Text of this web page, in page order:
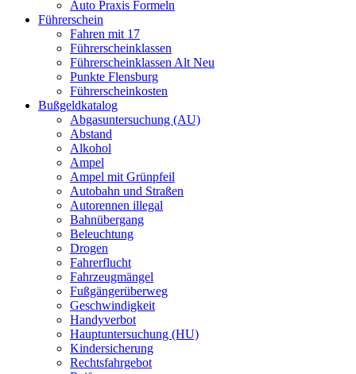
Auto Praxis Formeln
Führerschein
Fahren mit 17
Führerscheinklassen
Führerscheinklassen Alt Neu
Punkte Flensburg
Führerscheinkosten
Bußgeldkatalog
Abgasuntersuchung (AU)
Abstand
Alkohol
Ampel
Ampel mit Grünpfeil
Autobahn und Straßen
Autorennen illegal
Bahnübergang
Beleuchtung
Drogen
Fahrerflucht
Fahrzeugmängel
Fußgängerüberweg
Geschwindigkeit
Handyverbot
Hauptuntersuchung (HU)
Kindersicherung
Rechtsfahrgebot